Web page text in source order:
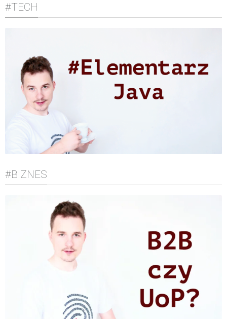
#TECH
#BIZNES